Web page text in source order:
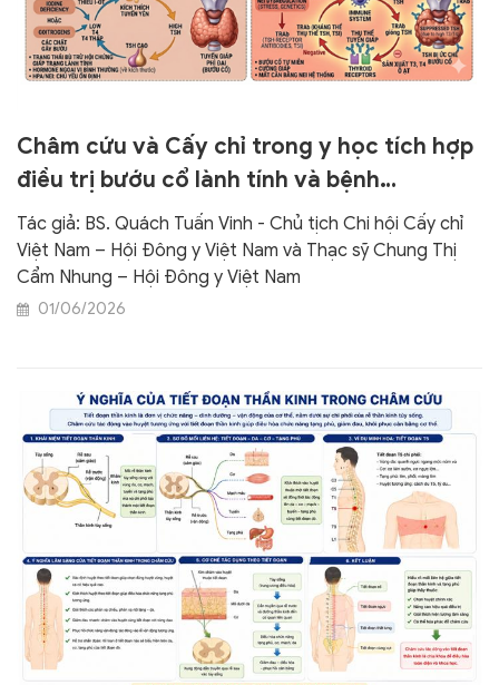
Châm cứu và Cấy chỉ trong y học tích hợp
điều trị bướu cổ lành tính và bệnh
basedow
Tác giả: BS. Quách Tuấn Vinh - Chủ tịch Chi hội Cấy chỉ
Việt Nam – Hội Đông y Việt Nam và Thạc sỹ Chung Thị
Cẩm Nhung – Hội Đông y Việt Nam
01/06/2026